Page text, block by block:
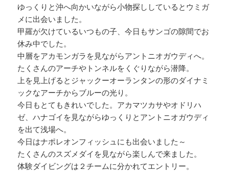
ゆっくりと沖へ向かいながら小物探ししているとウミガ
メに出会いました。
甲羅が欠けているいつもの子、今日もサンゴの隙間でお
休み中でした。
中層をアカモンガラを見ながらアントニオガウディへ。
たくさんのアーチやトンネルをくぐりながら潜降。
上を見上げるとジャックーオーランタンの形のダイナミ
ックなアーチからブルーの光り。
今日もとてもきれいでした。アカマツカサやオドリハ
ゼ、ハナゴイを見ながらゆっくりとアントニオガウディ
を出て浅場へ。
今日はナポレオンフィッシュにも出会いました～
たくさんのスズメダイを見ながら楽しんで来ました。
体験ダイビングは２チームに分かれてエントリー。